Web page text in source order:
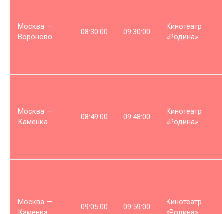
Москва —
Вороново
08:30:00 09:30:00
Кинотеатр
«Родина»
Москва —
Каменка
08:49:00 09:48:00
Кинотеатр
«Родина»
Москва —
Каменка
09:05:00 09:59:00
Кинотеатр
«Родина»